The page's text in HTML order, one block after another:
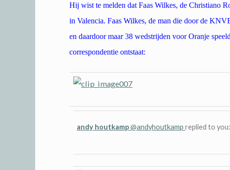
Hij wist te melden dat Faas Wilkes, de Christiano
in Valencia. Faas Wilkes, de man die door de
en daardoor maar 38 wedstrijden voor Oranje
correspondentie ontstaat:
andy houtkamp@andyhoutkampreplied to you: